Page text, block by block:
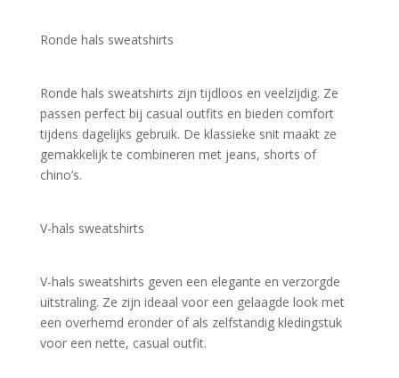
Ronde hals sweatshirts
Ronde hals sweatshirts zijn tijdloos en veelzijdig. Ze
passen perfect bij casual outfits en bieden comfort
tijdens dagelijks gebruik. De klassieke snit maakt ze
gemakkelijk te combineren met jeans, shorts of
chino’s.
V-hals sweatshirts
V-hals sweatshirts geven een elegante en verzorgde
uitstraling. Ze zijn ideaal voor een gelaagde look met
een overhemd eronder of als zelfstandig kledingstuk
voor een nette, casual outfit.